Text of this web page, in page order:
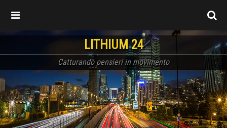
LITHIUM 24
Catturando pensieri in movimento